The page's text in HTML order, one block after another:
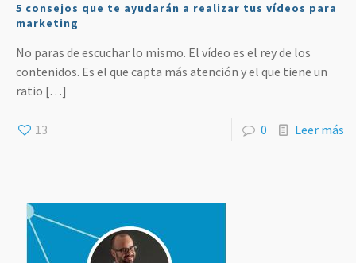
5 consejos que te ayudarán a realizar tus vídeos para
marketing
No paras de escuchar lo mismo. El vídeo es el rey de los
contenidos. Es el que capta más atención y el que tiene un
ratio […]
13 0 Leer más